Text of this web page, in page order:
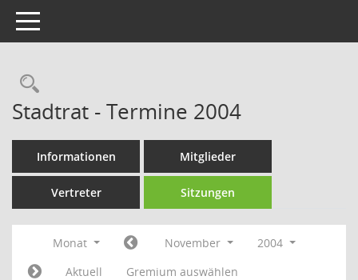
Toggle navigation
Rechercheauswahl
Stadtrat - Termine 2004
Informationen Mitglieder
Vertreter Sitzungen
Monat November
2004
Aktuell
Gremium auswählen